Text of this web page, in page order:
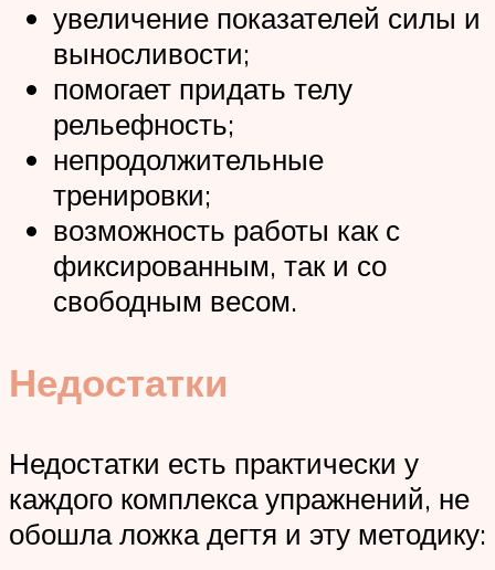
увеличение показателей силы и
выносливости;
помогает придать телу
рельефность;
непродолжительные
тренировки;
возможность работы как с
фиксированным, так и со
свободным весом.
Недостатки
Недостатки есть практически у
каждого комплекса упражнений, не
обошла ложка дегтя и эту методику: